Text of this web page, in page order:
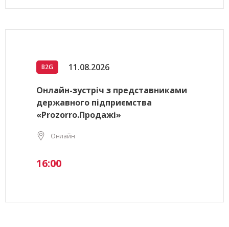
B2G 11.08.2026
Онлайн-зустріч з представниками
державного підприємства
«Prozorro.Продажі»
Онлайн
16:00